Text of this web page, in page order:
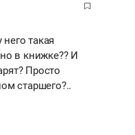
такая
в книжке?? И
Просто
старшего?..